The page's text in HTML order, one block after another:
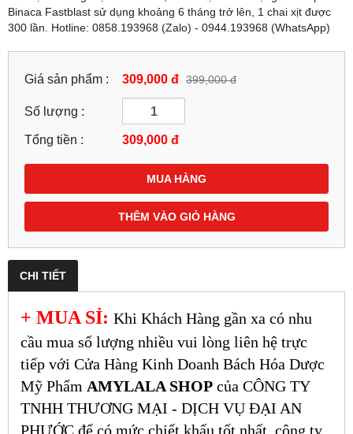
Binaca Fastblast sử dụng khoảng 6 tháng trở lên, 1 chai xịt được
300 lần. Hotline: 0858.193968 (Zalo) - 0944.193968 (WhatsApp)
Giá sản phẩm : 309,000 đ 399,000 đ
Số lượng :
Tổng tiền : 309,000 đ
MUA HÀNG
THÊM VÀO GIỎ HÀNG
CHI TIẾT
+ MUA SỈ: Khi Khách Hàng gần xa có nhu
cầu mua số lượng nhiều vui lòng liên hệ trực
tiếp với Cửa Hàng Kinh Doanh Bách Hóa Dược
Mỹ Phẩm AMYLALA SHOP của CÔNG TY
TNHH THƯƠNG MẠI - DỊCH VỤ ĐẠI AN
PHƯỚC để có mức chiết khấu tốt nhất, công ty